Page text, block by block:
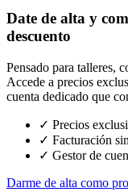
Date de alta y
descuento
Pensado para talleres,
Accede a precios
cuenta dedicado que
✓ Precios
✓ Facturación
✓ Gestor de
Darme de alta como